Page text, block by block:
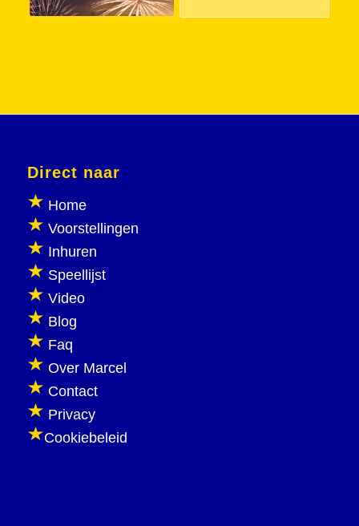
Direct naar
Home
Voorstellingen
Inhuren
Speellijst
Video
Blog
Faq
Over Marcel
Contact
Privacy
Cookiebeleid